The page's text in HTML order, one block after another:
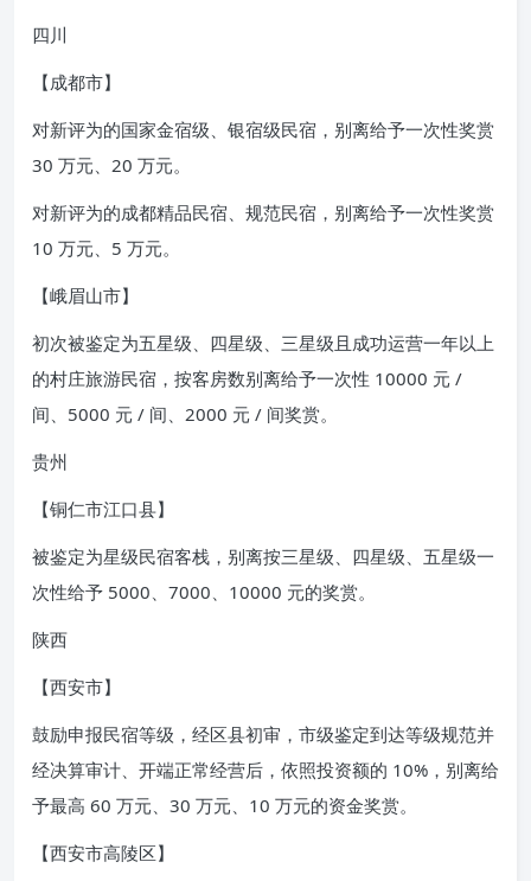
四川
【成都市】
对新评为的国家金宿级、银宿级民宿，别离给予一次性奖赏
30 万元、20 万元。
对新评为的成都精品民宿、规范民宿，别离给予一次性奖赏
10 万元、5 万元。
【峨眉山市】
初次被鉴定为五星级、四星级、三星级且成功运营一年以上
的村庄旅游民宿，按客房数别离给予一次性 10000 元 /
间、5000 元 / 间、2000 元 / 间奖赏。
贵州
【铜仁市江口县】
被鉴定为星级民宿客栈，别离按三星级、四星级、五星级一
次性给予 5000、7000、10000 元的奖赏。
陕西
【西安市】
鼓励申报民宿等级，经区县初审，市级鉴定到达等级规范并
经决算审计、开端正常经营后，依照投资额的 10%，别离给
予最高 60 万元、30 万元、10 万元的资金奖赏。
【西安市高陵区】